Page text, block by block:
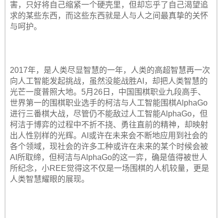
害，只好将自己缩紧一个硬壳里，但却忘乎了自己渴望追
求的某些东西，而这些东西就是人与人之间最真挚的关怀
与呵护。
2017年，是人类尽显智慧的一年，人类的高超智慧再一次
向人工智能发起挑战，虽然没能战胜AI，却把人类智慧的
光芒一度普照大地。5月26日，中国围棋职业九段高手、
世界第一的围棋职业选手的柯洁与人工智能围棋AlphaGo
进行三番棋大战，尽管仍不能敌过人工智能AlphaGo，但
柯洁于博弈的过程中不折不挠、勇往直前的精神，却映射
出人性别样的光辉。AI或许在未来会不断地应用到社会的
各个领域，现社会的许多工种或许在未来的某个时候会被
AI所取缔，但柯洁与AlphaGo的这一弈，确是值得被世人
所纪念，小REE觉得这不仅是一场围棋的人机较量，更是
人类智慧耀眼的展现。